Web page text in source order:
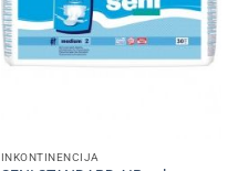
INKONTINENCIJA